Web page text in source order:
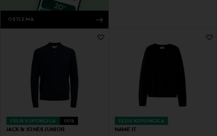
OSTLEMA
EELIS KUPONGIGA UUS
JACK & JONES JUNIOR
EELIS KUPONGIGA
NAME IT